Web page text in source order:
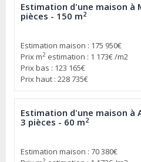
Estimation d'une maison à
pièces - 150 m2
Estimation maison : 175 950€
Prix m2 estimation : 1 173€ /m2
Prix bas : 123 165€
Prix haut : 228 735€
Estimation d'une maison à
3 pièces - 60 m2
Estimation maison : 70 380€